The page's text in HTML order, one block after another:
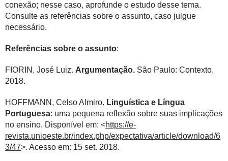
conexão; nesse caso, aprofunde o estudo desse tema.
Consulte as referências sobre o assunto, caso julgue
necessário.
Referências sobre o assunto:
FIORIN, José Luiz. Argumentação. São Paulo: Contexto,
2018.
HOFFMANN, Celso Almiro. Linguística e Língua
Portuguesa: uma pequena reflexão sobre suas implicações
no ensino. Disponível em: <https://e-
revista.unioeste.br/index.php/expectativa/article/download/6
3/47>. Acesso em: 15 set. 2018.